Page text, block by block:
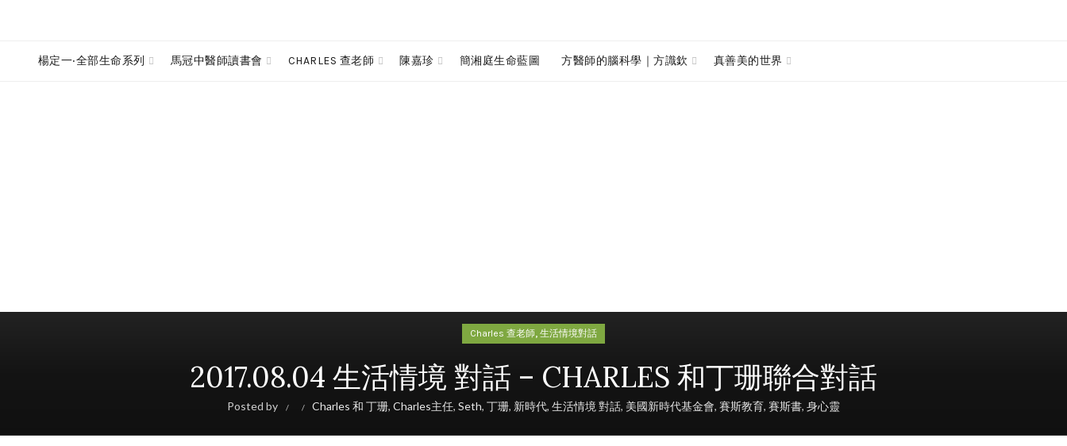
楊定一‧全部生命系列 馬冠中醫師讀書會 CHARLES 查老師 陳嘉珍 簡湘庭生命藍圖 方醫師的腦科學｜方識欽 真善美的世界
Charles 查老師, 生活情境對話
2017.08.04 生活情境 對話 – CHARLES 和丁珊聯合對話
Posted by Charles 和 丁珊, Charles主任, Seth, 丁珊, 新時代, 生活情境 對話, 美國新時代基金會, 賽斯教育, 賽斯書, 身心靈